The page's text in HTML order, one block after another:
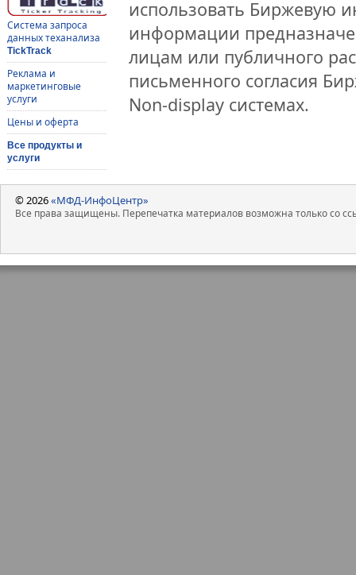
Система запроса
данных теханализа
TickTrack
Реклама и
маркетинговые
услуги
Цены и оферта
Все продукты и
услуги
использовать Биржевую
информации
лицам или публичного
письменного согласия
Non-display системах.
© 2026«МФД-ИнфоЦентр»
Все права защищены. Перепечатка материалов возможна только со